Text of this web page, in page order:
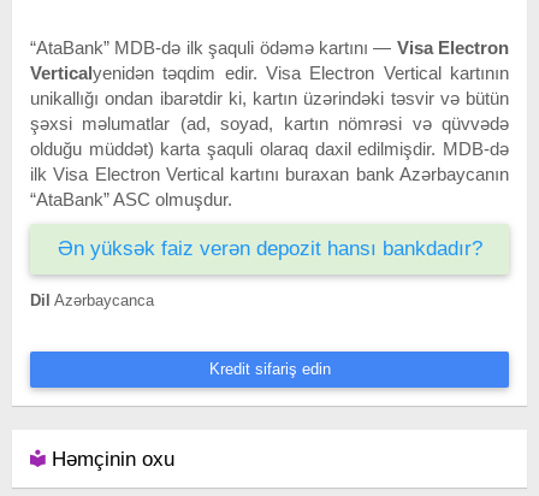
“AtaBank” MDB-də ilk şaquli ödəmə kartını — Visa Electron
Verticalyenidən təqdim edir. Visa Electron Vertical kartının
unikallığı ondan ibarətdir ki, kartın üzərindəki təsvir və bütün
şəxsi məlumatlar (ad, soyad, kartın nömrəsi və qüvvədə
olduğu müddət) karta şaquli olaraq daxil edilmişdir. MDB-də
ilk Visa Electron Vertical kartını buraxan bank Azərbaycanın
“AtaBank” ASC olmuşdur.
Ən yüksək faiz verən depozit hansı bankdadır?
Dil Azərbaycanca
Kredit sifariş edin
Həmçinin oxu